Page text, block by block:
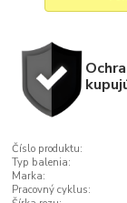
Číslo produktu:
Typ balenia:
Marka:
Pracovný cyklus: